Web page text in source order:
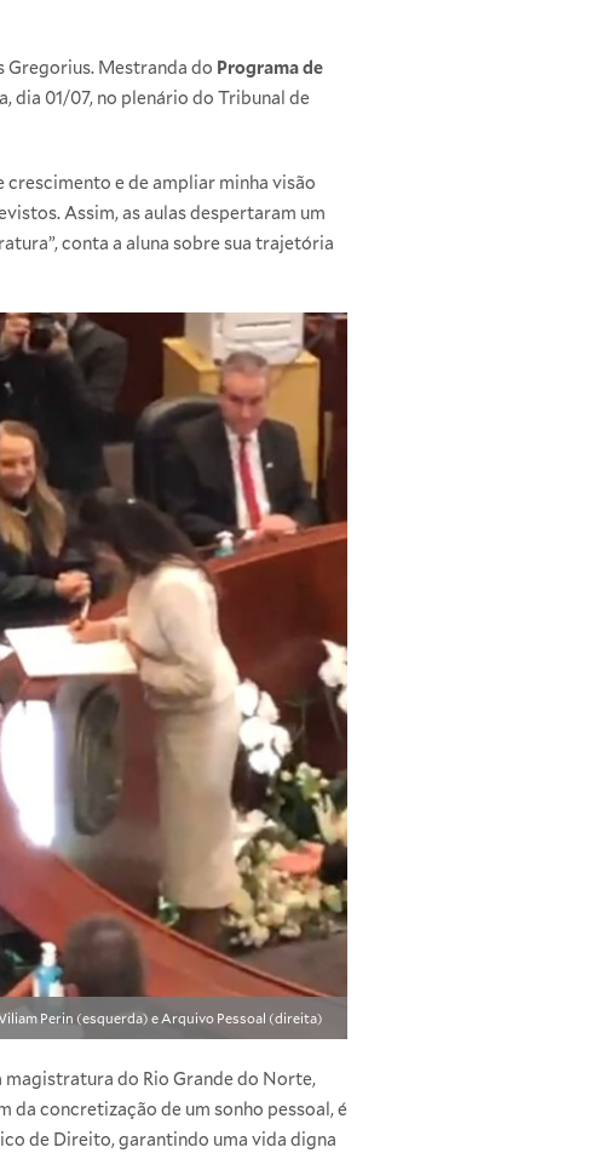
Gregorius. Mestranda do Programa de
dia 01/07, no plenário do Tribunal de
crescimento e de ampliar minha visão
Assim, as aulas despertaram um
conta a aluna sobre sua trajetória
Perin (esquerda) e Arquivo Pessoal (direita)
magistratura do Rio Grande do Norte,
da concretização de um sonho pessoal, é
de Direito, garantindo uma vida digna